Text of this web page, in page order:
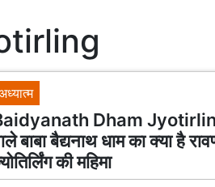
Dham
बाबा बैद्यनाथ धाम का क्या है
की महिमा